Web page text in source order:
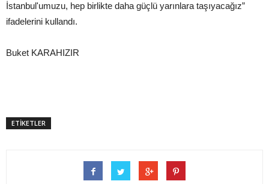
İstanbul'umuzu, hep birlikte daha güçlü yarınlara taşıyacağız”
ifadelerini kullandı.
Buket KARAHIZIR
ETİKETLER